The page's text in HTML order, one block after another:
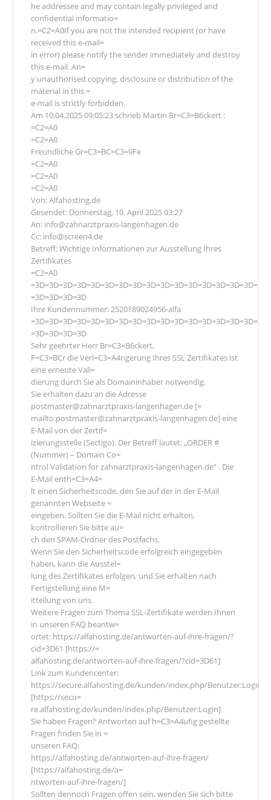
he addressee and may contain legally privileged and
confidential informatio=
n.=C2=A0If you are not the intended recipient (or have
received this e-mail=
in error) please notify the sender immediately and destroy
this e-mail. An=
y unauthorised copying, disclosure or distribution of the
material in this =
e-mail is strictly forbidden.
Am 10.04.2025 09:05:23 schrieb Martin Br=C3=B6ckert :
=C2=A0
=C2=A0
Freundliche Gr=C3=BC=C3=9Fe
=C2=A0
=C2=A0
=C2=A0
Von: Alfahosting.de
Gesendet: Donnerstag, 10. April 2025 03:27
An: info@zahnarztpraxis-langenhagen.de
Cc: info@screen4.de
Betreff: Wichtige Informationen zur Ausstellung Ihres
Zertifikates
=C2=A0
=3D=3D=3D=3D
Ihre Kundennummer: 2520189024956-alfa
=3D=3D=3D=3D
Sehr geehrter Herr Br=C3=B6ckert,
F=C3=BCr die Verl=C3=A4ngerung Ihres SSL Zertifikates ist
eine erneute Vali=
dierung durch Sie als Domaininhaber notwendig.
Sie erhalten dazu an die Adresse
postmaster@zahnarztpraxis-langenhagen.de [=
mailto:postmaster@zahnarztpraxis-langenhagen.de] eine
E-Mail von der Zertif=
izierungsstelle (Sectigo). Der Betreff lautet: „ORDER #
(Nummer) – Domain Co=
ntrol Validation for zahnarztpraxis-langenhagen.de“ . Die
E-Mail enth=C3=A4=
lt einen Sicherheitscode, den Sie auf der in der E-Mail
genannten Webseite =
eingeben. Sollten Sie die E-Mail nicht erhalten,
kontrollieren Sie bitte au=
ch den SPAM-Ordner des Postfachs.
Wenn Sie den Sicherheitscode erfolgreich eingegeben
haben, kann die Ausstel=
lung des Zertifikates erfolgen, und Sie erhalten nach
Fertigstellung eine M=
itteilung von uns.
Weitere Fragen zum Thema SSL-Zertifikate werden Ihnen
in unseren FAQ beantw=
ortet: https://alfahosting.de/antworten-auf-ihre-fragen/?
cid=3D61 [https://=
alfahosting.de/antworten-auf-ihre-fragen/?cid=3D61]
Link zum Kundencenter:
https://secure.alfahosting.de/kunden/index.php/Benutzer:Login
[https://secu=
re.alfahosting.de/kunden/index.php/Benutzer:Login]
Sie haben Fragen? Antworten auf h=C3=A4ufig gestellte
Fragen finden Sie in =
unseren FAQ:
https://alfahosting.de/antworten-auf-ihre-fragen/
[https://alfahosting.de/a=
ntworten-auf-ihre-fragen/]
Sollten dennoch Fragen offen sein, wenden Sie sich bitte